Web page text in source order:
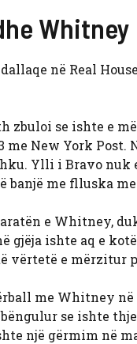
Whitney
në Real
zbuloi se ishte e
me New York
Ylli i Bravo
banjë me flluska
e Whitney,
gjëja ishte aq e
vërtetë e mërzitur
me Whitney
se ishte
një gërmim në